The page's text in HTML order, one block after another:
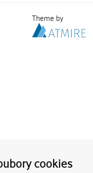
cookies
Theme by